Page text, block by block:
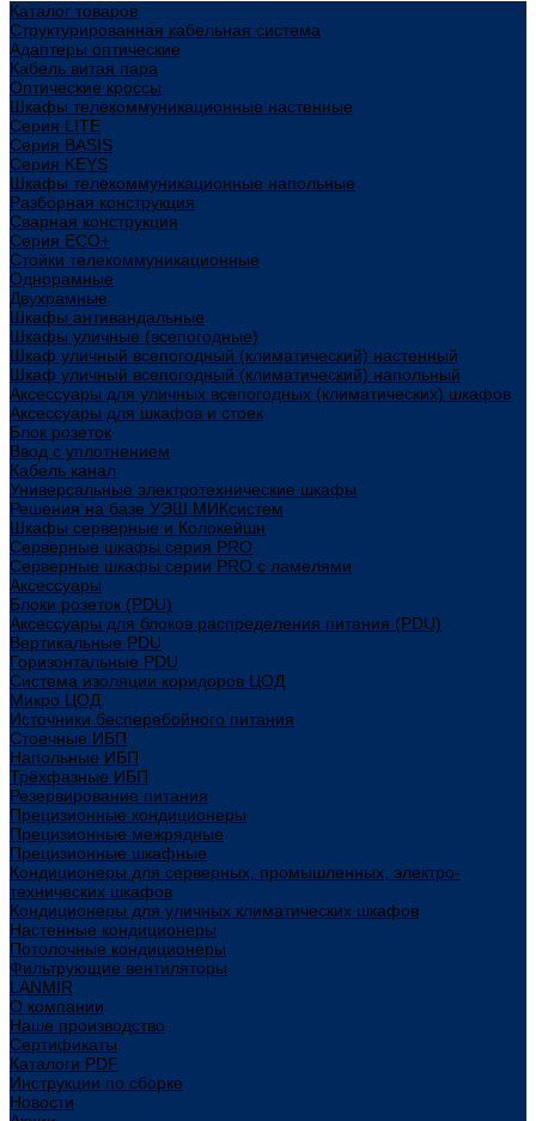
Каталог товаров
Структурированная кабельная система
Адаптеры оптические
Кабель витая пара
Оптические кроссы
Шкафы телекоммуникационные настенные
Cерия LITE
Cерия BASIS
Cерия KEYS
Шкафы телекоммуникационные напольные
Разборная конструкция
Сварная конструкция
Серия ECO+
Стойки телекоммуникационные
Однорамные
Двухрамные
Шкафы антивандальные
Шкафы уличные (всепогодные)
Шкаф уличный всепогодный (климатический) настенный
Шкаф уличный всепогодный (климатический) напольный
Аксессуары для уличных всепогодных (климатических) шкафов
Аксессуары для шкафов и стоек
Блок розеток
Ввод с уплотнением
Кабель канал
Универсальные электротехнические шкафы
Решения на базе УЭШ МИКсистем
Шкафы серверные и Колокейшн
Серверные шкафы серия PRO
Серверные шкафы серии PRO с ламелями
Аксессуары
Блоки розеток (PDU)
Аксессуары для блоков распределения питания (PDU)
Вертикальные PDU
Горизонтальные PDU
Система изоляции коридоров ЦОД
Микро ЦОД
Источники бесперебойного питания
Стоечные ИБП
Напольные ИБП
Трёхфазные ИБП
Резервирование питания
Прецизионные кондиционеры
Прецизионные межрядные
Прецизионные шкафные
Кондиционеры для серверных, промышленных, электро-
технических шкафов
Кондиционеры для уличных климатических шкафов
Настенные кондиционеры
Потолочные кондиционеры
Фильтрующие вентиляторы
LANMIR
О компании
Наше производство
Сертификаты
Каталоги PDF
Инструкции по сборке
Новости